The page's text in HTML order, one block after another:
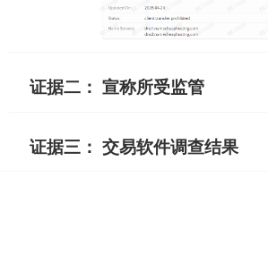
证据二： 宣称所受监管
证据三： 交易软件调查结果